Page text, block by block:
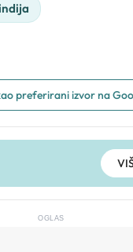
preferirani izvor na
OGLAS